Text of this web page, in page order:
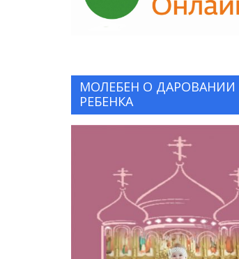
МОЛЕБЕН О ДАРОВАНИИ
РЕБЕНКА